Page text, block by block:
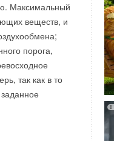
Максимальный
веществ, и
порога,
так как в то